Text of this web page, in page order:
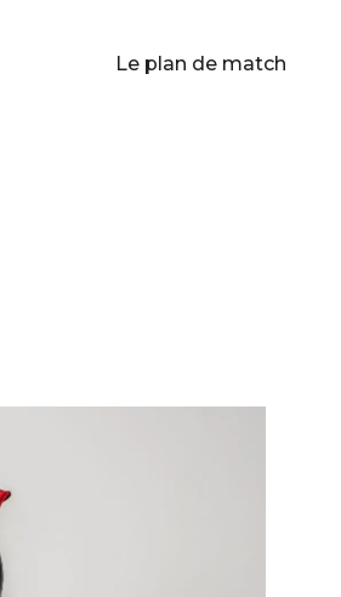
Le plan de match